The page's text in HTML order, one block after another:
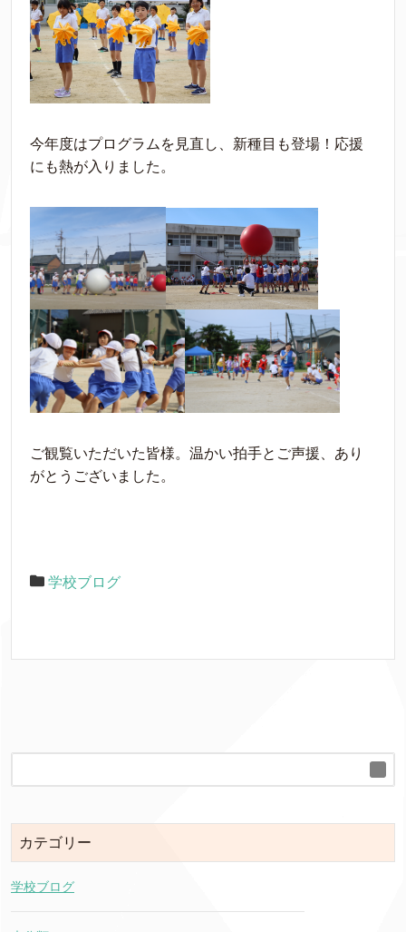
今年度はプログラムを見直し、新種目も登場！応援
にも熱が入りました。
ご観覧いただいた皆様。温かい拍手とご声援、あり
がとうございました。
学校ブログ
カテゴリー
学校ブログ